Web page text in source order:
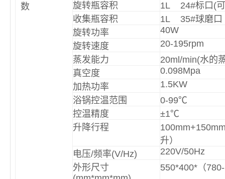
数
旋转瓶容积
1L 24#标口(可
收集瓶容积
1L 35#球磨口
旋转功率
40W
旋转速度
20-195rpm
蒸发能力
20ml/min(水的
真空度
0.098Mpa
加热功率
1.5KW
浴锅控温范围
0-99℃
控温精度
±1℃
升降行程
升）
电压/频率(V/Hz)
220V/50Hz
外形尺寸
550*400*（